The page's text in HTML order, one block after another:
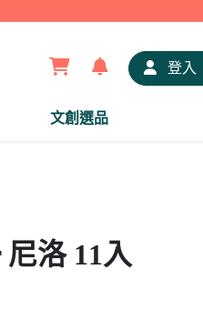
登入
文創選品
洛 11入